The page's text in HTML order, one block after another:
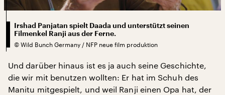
Irshad Panjatan spielt Daada und unterstützt seinen
Filmenkel Ranji aus der Ferne.
© Wild Bunch Germany / NFP neue film produktion
Und darüber hinaus ist es ja auch seine Geschichte,
die wir mit benutzen wollten: Er hat im Schuh des
Manitu mitgespielt, und weil Ranji einen Opa hat, der